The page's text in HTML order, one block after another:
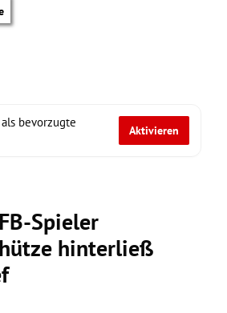
bevorzugte
Aktivieren
Spieler
hinterließ